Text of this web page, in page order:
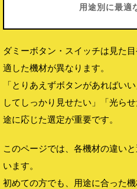
用途別に最適
ダミーボタン・スイッチは見た
適した機材が異なります。
「とりあえずボタンがあればい
してしっかり見せたい」「光ら
途に応じた選定が重要です。
このページでは、各機材の違い
います。
初めての方でも、用途に合った